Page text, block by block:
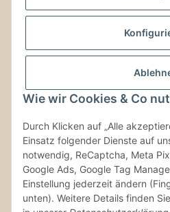
Wie wir Cookies & Co
Durch Klicken auf „Alle
Einsatz folgender Dienste auf
notwendig, ReCaptcha, Meta
Google Ads, Google Tag
Einstellung jederzeit ändern
unten). Weitere Details finden
Kontaktinformationen
Vertrag widerrufen